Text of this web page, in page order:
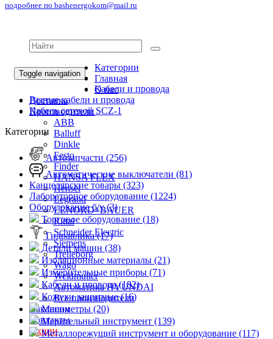
подробнее по bashenergokom@mail.ru
Toggle navigation
Категории
Главная
О нас
Доставка
Производители
ABB
Balluff
Dinkle
Festo
Finder
HANSA FLEX
Hensel
Legrand
LENORD+BAUER
Rittal
Schneider Electric
Siemens
Trelleborg
Wago
Weidmuller
Автоматика HYUNDAI
Все производители
Вакансии
Контакты
Акции
Кабели и провода
Разные кабели и провода
Кабель сетевой SCZ-1
Категории
Автозапчасти (256)
Автоматические выключатели (81)
Канцелярские товары (323)
Лабораторное оборудование (1224)
Оборудование б/у (3)
Торговое оборудование (18)
Гидравлика (17)
Детали машин (38)
Изоляционные материалы (21)
Измерительные приборы (71)
Кабели и провода (182)
Кожухи защитные (16)
Манометры (20)
Мерительный инструмент (139)
Металлорежущий инструмент и оборудование (117)